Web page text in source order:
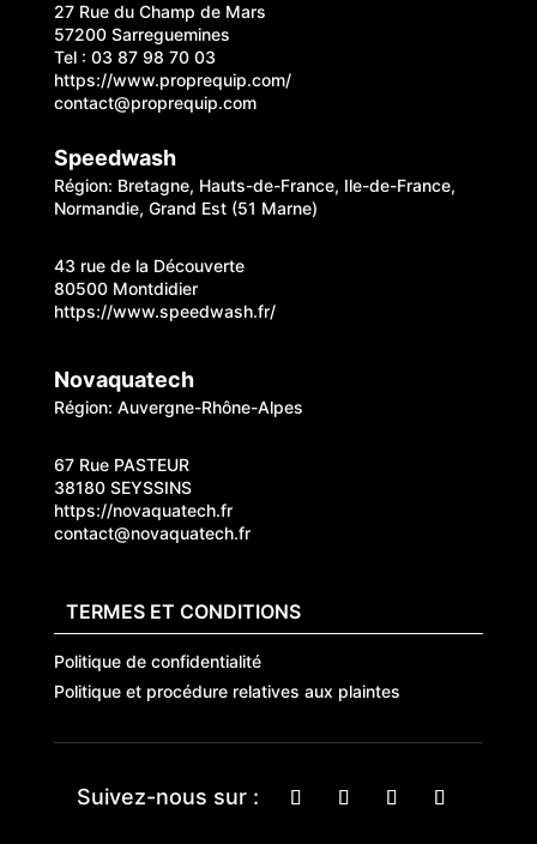
27 Rue du Champ de Mars
57200 Sarreguemines
Tel : 03 87 98 70 03
https://www.proprequip.com/
contact@proprequip.com
Speedwash
Région: Bretagne, Hauts-de-France, Ile-de-France,
Normandie, Grand Est (51 Marne)
43 rue de la Découverte
80500 Montdidier
https://www.speedwash.fr/
Novaquatech
Région: Auvergne-Rhône-Alpes
67 Rue PASTEUR
38180 SEYSSINS
https://novaquatech.fr
contact@novaquatech.fr
TERMES ET CONDITIONS
Politique de confidentialité
Politique et procédure relatives aux plaintes